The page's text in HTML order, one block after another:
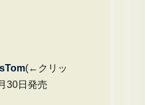
(←クリッ
日発売